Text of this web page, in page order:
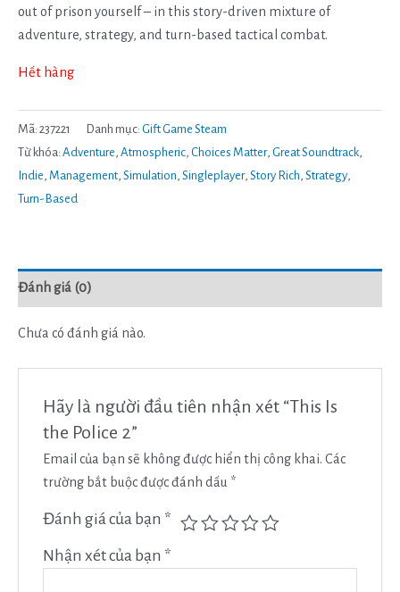
out of prison yourself – in this story-driven mixture of
adventure, strategy, and turn-based tactical combat.
Hết hàng
Mã: 237221 Danh mục: Gift Game Steam
Từ khóa: Adventure Atmospheric Choices Matter, Great Soundtrack
Indie Management Simulation Singleplayer, Story Rich Strategy
Turn-Based
Đánh giá (0)
Chưa có đánh giá nào.
Hãy là người đầu tiên nhận xét “This Is
the Police 2”
Email của bạn sẽ không được hiển thị công khai. Các
trường bắt buộc được đánh dấu *
Đánh giá của bạn *
Nhận xét của bạn *